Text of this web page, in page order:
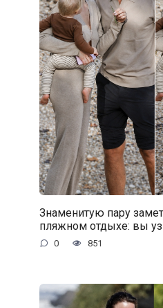
Знаменитую пару
пляжном отдыхе: вы
0 851